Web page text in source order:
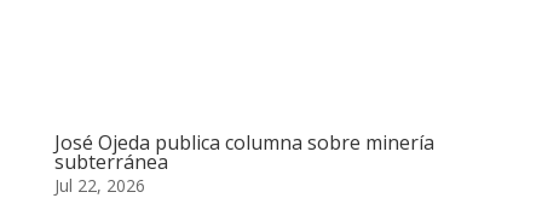
José Ojeda publica columna sobre minería
subterránea
Jul 22, 2026